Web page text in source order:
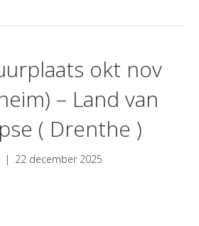
okt nov
– Land van
( Drenthe )
| 22 december 2025